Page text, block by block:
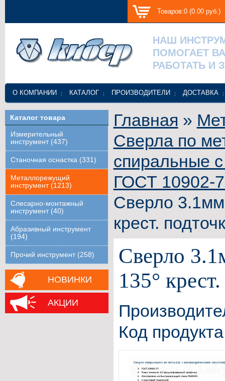
Товаров:0 (0.00 руб.)
НАШ
ПОМОГАЕТ
РАБОТАТЬ И
О КОМПАНИИ КАТАЛОГ ПРОИЗВОДИТЕЛИ ДОСТАВКА
Каталог товара
Измерительный
инструмент (437)
Станочная оснастка (331)
Металлорежущий
инструмент (1213)
Слесарно-монтажный
инструмент (40)
Абразивный инструмент
(194)
Прочий инструмент (258)
НОВИНКИ
АКЦИИ
Главная »
Сверла по
спиральные
ГОСТ 10902-
Сверло
крест.
Сверло
135°
Код